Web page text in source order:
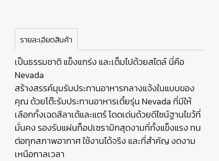
รายละเอียดสินค้า
เป็นธรรมชาติ แข็งแกร่ง และเต็มไปด้วยสไตล์ นี่คือ
Nevada
สร้างสรรค์มุมรับประทานอาหารกลางแจ้งในแบบของ
คุณ ด้วยโต๊ะรับประทานอาหารเตี้ยรุ่น Nevada ที่มีให้
เลือกทั้งเฉดสีลาเต้และแตร์ โดดเด่นด้วยดีไซน์ฐานไขว้ที่
มั่นคง รองรับแผ่นท็อปเซรามิกสุดงามที่ทั้งแข็งแรง ทน
ต่อทุกสภาพอากาศ ใช้งานได้จริง และที่สำคัญ งดงาม
เหนือกาลเวลา